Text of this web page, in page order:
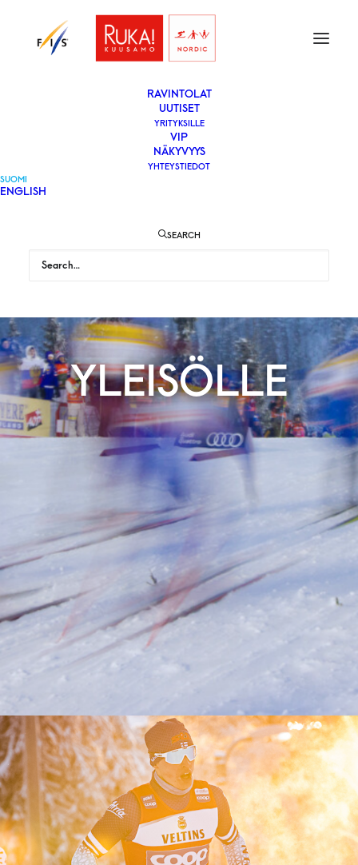
VAPAAEHTOISEKSI
YLEISÖLLE
­RAVINTOLAT
UUTISET
YRITYKSILLE
VIP
NÄKYVYYS
YHTEYSTIEDOT
SUOMI
ENGLISH
SEARCH
YLEISÖLLE